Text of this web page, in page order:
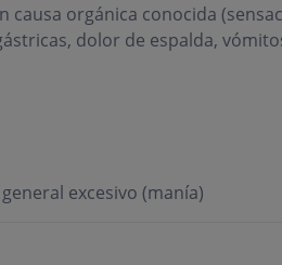
causa orgánica conocida
dolor de espalda,
excesivo (manía)